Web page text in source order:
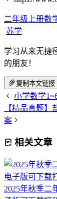
二年级上册数
苏学
学习从来无捷
的朋友！
复制本文链接
小学数学
【精品真题
案
相关文章
2025年秋季二